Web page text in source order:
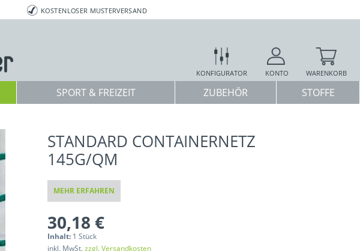
KOSTENLOSER MUSTERVERSAND
KONFIGURATOR KONTO WARENKORB
SPORT & FREIZEIT ZUBEHÖR STOFFE
STANDARD CONTAINERNETZ
145G/QM
MEHR ERFAHREN
30,18 €
Inhalt: 1 Stück
inkl. MwSt.zzgl. Versandkosten